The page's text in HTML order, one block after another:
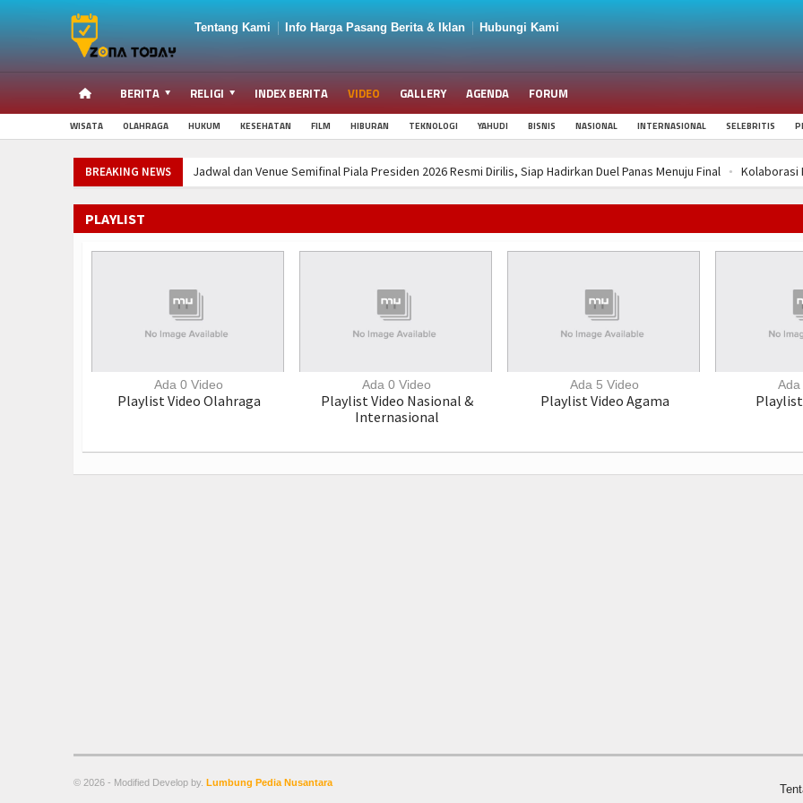
Tentang Kami Info Harga Pasang Berita & Iklan Hubungi Kami
BERITA RELIGI INDEX BERITA VIDEO GALLERY AGENDA FORUM
WISATA OLAHRAGA HUKUM KESEHATAN FILM HIBURAN TEKNOLOGI YAHUDI BISNIS NASIONAL INTERNASIONAL SELEBRITIS
BREAKING NEWS Jadwal dan Venue Semifinal Piala Presiden 2026 Resmi Dirilis, Siap Hadirkan Duel Panas Menuju Final Kolaborasi
National
Semifinal Piala Presiden 2026 Dipastikan Memanas, Empat Tim Terbaik Siap Berebut Tiket ke Final
2 Agustus Ada
UPN Veteran Jatim Hadirkan AI untuk Deteksi Penyakit Daun Kopi di Sumberdem
Prabowo Tantang Daerah
Hari Kanker Paru-Paru Sedunia 1 Agustus: Waspadai Gejalanya, Deteksi Dini Bisa Selamatkan Nyawa
National
ISPA Mengintai di Musim Kemarau, Dokter Imbau Gunakan Masker Saat Polusi dan Debu Meningkat
National
PLAYLIST
Ada 0 Video
Playlist Video Olahraga
Ada 0 Video
Playlist Video Nasional &
Internasional
Ada 5 Video
Playlist Video Agama
Ada
© 2026 - Modified Develop by. Lumbung Pedia Nusantara